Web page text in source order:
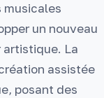
un nouveau
La
assistée
posant des